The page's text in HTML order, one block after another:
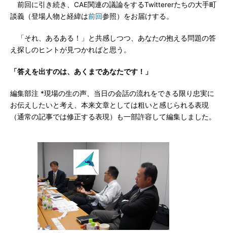
前回に引き続き、CAE関連の議論をするTwittererたちの大手町
談義（登場人物と経緯は前回参照）をお届けする。
「それ、あるある！」と共感しつつ、あなたの抱える問題の答
え探しのヒントが見つかればと思う。
「答えを出すのは、あくまであなたです！」
編集部注 *現場の生の声、当日の会話の流れをできる限り忠実に
お伝えしたいと考え、本来文章としては粗いと感じられる表現
（通常の記事では修正する表現）も一部許容して編集しました。